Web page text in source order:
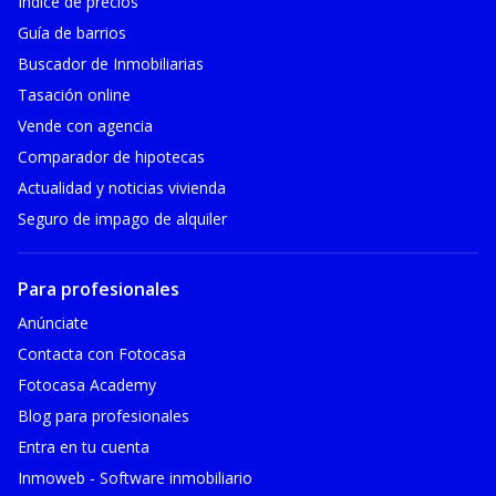
Guía de barrios
Buscador de Inmobiliarias
Tasación online
Vende con agencia
Comparador de hipotecas
Actualidad y noticias vivienda
Seguro de impago de alquiler
Para profesionales
Anúnciate
Contacta con Fotocasa
Fotocasa Academy
Blog para profesionales
Entra en tu cuenta
Inmoweb - Software inmobiliario